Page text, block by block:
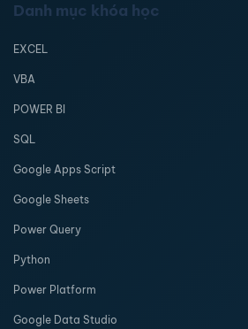
Danh mục khóa học
EXCEL
VBA
POWER BI
SQL
Google Apps Script
Google Sheets
Power Query
Python
Power Platform
Google Data Studio